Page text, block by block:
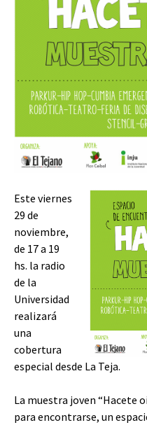
Este viernes
29 de
noviembre,
de 17 a 19
hs. la radio
de la
Universidad
realizará
una
cobertura
especial desde La Teja.
La muestra joven “Hacete
para encontrarse, un